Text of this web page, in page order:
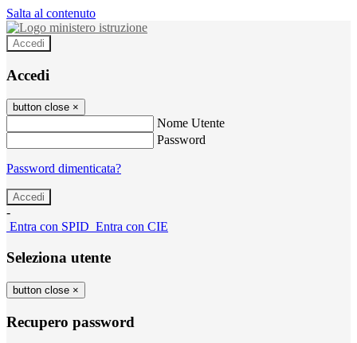
Salta al contenuto
Accedi
Accedi
button close ×
Nome Utente
Password
Password dimenticata?
-
Entra con SPID Entra con CIE
Seleziona utente
button close ×
Recupero password